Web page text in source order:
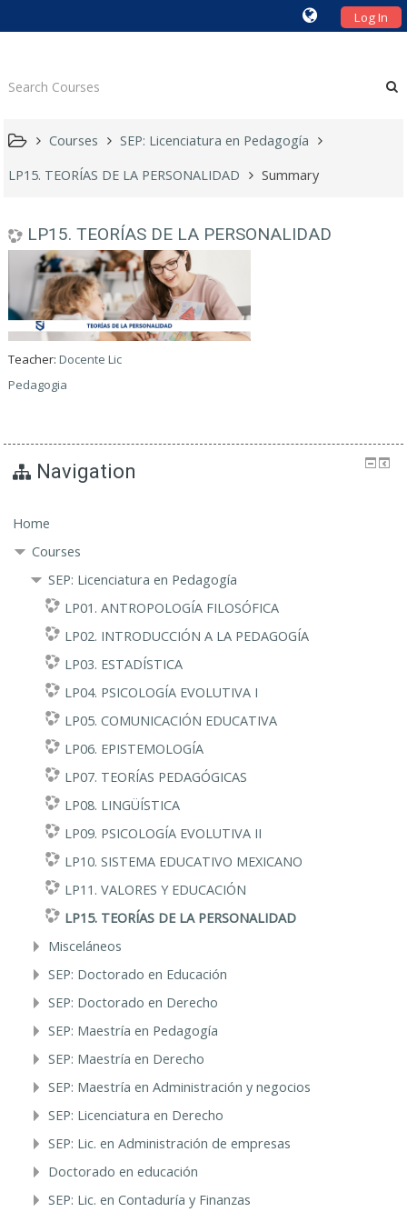
Log In
Courses
SEP: Licenciatura en Pedagogía
LP15. TEORÍAS DE LA PERSONALIDAD
Summary
LP15. TEORÍAS DE LA PERSONALIDAD
Teacher:Docente Lic
Pedagogia
Navigation
Home
Courses
SEP: Licenciatura en Pedagogía
LP01. ANTROPOLOGÍA FILOSÓFICA
LP02. INTRODUCCIÓN A LA PEDAGOGÍA
LP03. ESTADÍSTICA
LP04. PSICOLOGÍA EVOLUTIVA I
LP05. COMUNICACIÓN EDUCATIVA
LP06. EPISTEMOLOGÍA
LP07. TEORÍAS PEDAGÓGICAS
LP08. LINGÜÍSTICA
LP09. PSICOLOGÍA EVOLUTIVA II
LP10. SISTEMA EDUCATIVO MEXICANO
LP11. VALORES Y EDUCACIÓN
LP15. TEORÍAS DE LA PERSONALIDAD
Misceláneos
SEP: Doctorado en Educación
SEP: Doctorado en Derecho
SEP: Maestría en Pedagogía
SEP: Maestría en Derecho
SEP: Maestría en Administración y negocios
SEP: Licenciatura en Derecho
SEP: Lic. en Administración de empresas
Doctorado en educación
SEP: Lic. en Contaduría y Finanzas